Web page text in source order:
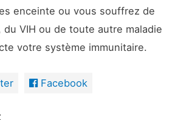
enceinte ou vous souffrez de
du VIH ou de toute autre maladie
votre système immunitaire.
Facebook